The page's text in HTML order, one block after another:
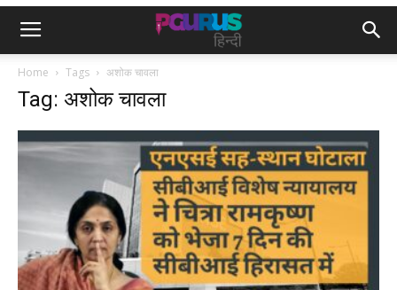
Home Tags अशोक चावला
Tag: अशोक चावला